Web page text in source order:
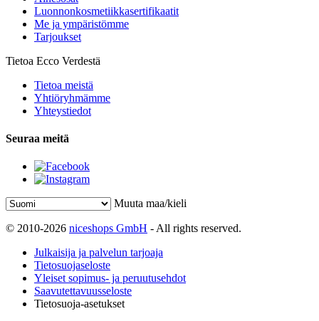
Luonnonkosmetiikkasertifikaatit
Me ja ympäristömme
Tarjoukset
Tietoa Ecco Verdestä
Tietoa meistä
Yhtiöryhmämme
Yhteystiedot
Seuraa meitä
Muuta maa/kieli
© 2010-2026 niceshops GmbH - All rights reserved.
Julkaisija ja palvelun tarjoaja
Tietosuojaseloste
Yleiset sopimus- ja peruutusehdot
Saavutettavuusseloste
Tietosuoja-asetukset